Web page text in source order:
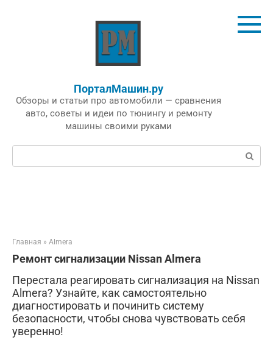
ПорталМашин.ру
Обзоры и статьи про автомобили — сравнения
авто, советы и идеи по тюнингу и ремонту
машины своими руками
Поиск:
Главная » Almera
Ремонт сигнализации Nissan Almera
Перестала реагировать сигнализация на Nissan
Almera? Узнайте, как самостоятельно
диагностировать и починить систему
безопасности, чтобы снова чувствовать себя
уверенно!